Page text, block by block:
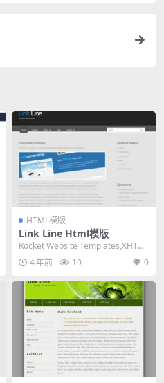
HTML模版
Link Line Html模版
Rocket Website Templates,XHTM
L 1.0 Trans...
4 年前 19 0